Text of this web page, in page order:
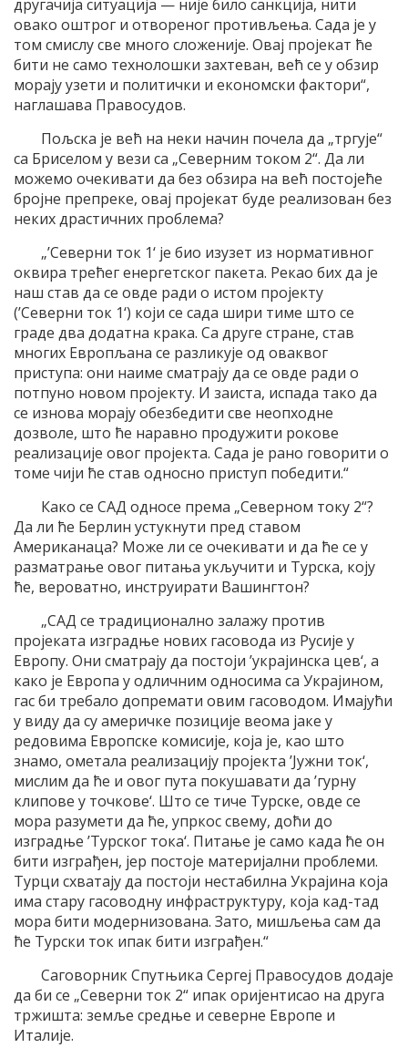
другачија ситуација — није било санкција, нити
овако оштрог и отвореног противљења. Сада је у
том смислу све много сложеније. Овај пројекат ће
бити не само технолошки захтеван, већ се у обзир
морају узети и политички и економски фактори“,
наглашава Правосудов.
Пољска је већ на неки начин почела да „тргује“
са Бриселом у вези са „Северним током 2“. Да ли
можемо очекивати да без обзира на већ постојеће
бројне препреке, овај пројекат буде реализован без
неких драстичних проблема?
„’Северни ток 1‘ је био изузет из нормативног
оквира трећег енергетског пакета. Рекао бих да је
наш став да се овде ради о истом пројекту
(’Северни ток 1‘) који се сада шири тиме што се
граде два додатна крака. Са друге стране, став
многих Европљана се разликује од оваквог
приступа: они наиме сматрају да се овде ради о
потпуно новом пројекту. И заиста, испада тако да
се изнова морају обезбедити све неопходне
дозволе, што ће наравно продужити рокове
реализације овог пројекта. Сада је рано говорити о
томе чији ће став односно приступ победити.“
Како се САД односе према „Северном току 2“?
Да ли ће Берлин устукнути пред ставом
Американаца? Може ли се очекивати и да ће се у
разматрање овог питања укључити и Турска, коју
ће, вероватно, инструирати Вашингтон?
„САД се традиционално залажу против
пројеката изградње нових гасовода из Русије у
Европу. Они сматрају да постоји ’украјинска цев‘, а
како је Европа у одличним односима са Украјином,
гас би требало допремати овим гасоводом. Имајући
у виду да су америчке позиције веома јаке у
редовима Европске комисије, која је, као што
знамо, ометала реализацију пројекта ’Јужни ток‘,
мислим да ће и овог пута покушавати да ’гурну
клипове у точкове‘. Што се тиче Турске, овде се
мора разумети да ће, упркос свему, доћи до
изградње ’Турског тока‘. Питање је само када ће он
бити изграђен, јер постоје материјални проблеми.
Турци схватају да постоји нестабилна Украјина која
има стару гасоводну инфраструктуру, која кад-тад
мора бити модернизована. Зато, мишљења сам да
ће Турски ток ипак бити изграђен.“
Саговорник Спутњика Сергеј Правосудов додаје
да би се „Северни ток 2“ ипак оријентисао на друга
тржишта: земље средње и северне Европе и
Италије.